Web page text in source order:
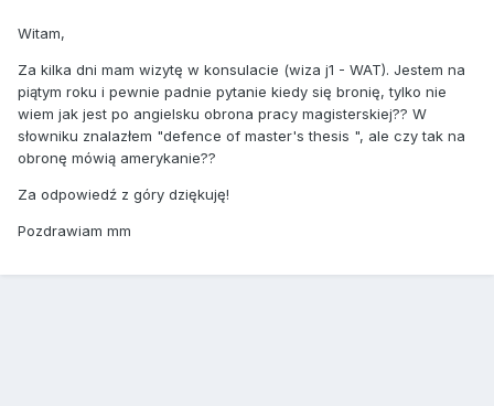
Witam,
Za kilka dni mam wizytę w konsulacie (wiza j1 - WAT). Jestem na
piątym roku i pewnie padnie pytanie kiedy się bronię, tylko nie
wiem jak jest po angielsku obrona pracy magisterskiej?? W
słowniku znalazłem "defence of master's thesis ", ale czy tak na
obronę mówią amerykanie??
Za odpowiedź z góry dziękuję!
Pozdrawiam mm